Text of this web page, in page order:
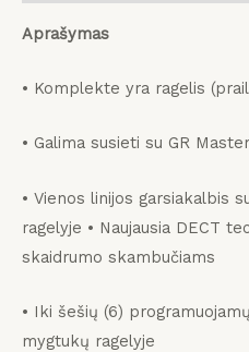
Aprašymas
• Komplekte yra ragelis
• Galima susieti su GR
• Vienos linijos garsiakalbis
ragelyje • Naujausia DECT
skaidrumo skambučiams
• Iki šešių (6)
mygtukų ragelyje